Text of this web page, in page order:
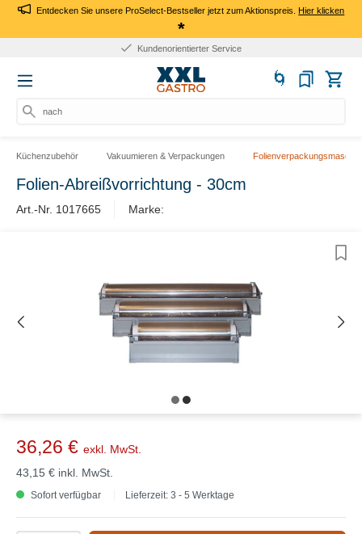
Entdecken Sie unsere ProSelect-Bestseller jetzt zum Aktionspreis.Hier klicken
*
Kundenorientierter Service
nach Pro
Küchenzubehör Vakuumieren & Verpackungen
Folien-Abreißvorrichtung - 30cm
Art.-Nr. 1017665 Marke:
36,26 € exkl. MwSt.
43,15 € inkl. MwSt.
Sofort verfügbar Lieferzeit: 3 - 5 Werktage